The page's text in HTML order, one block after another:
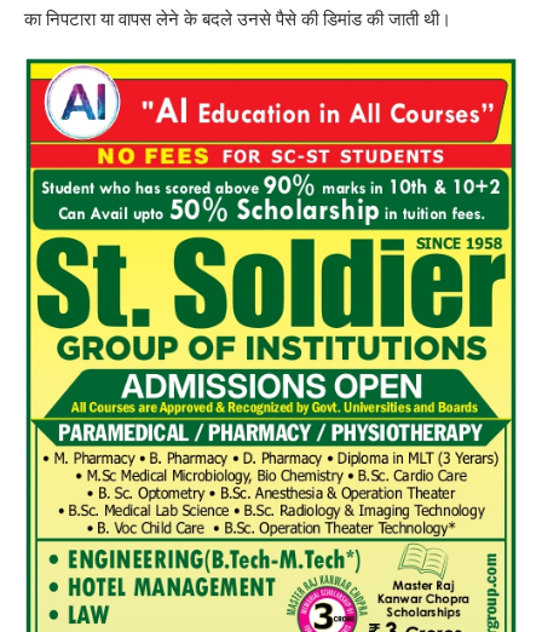
का निपटारा या वापस लेने के बदले उनसे पैसे की डिमांड की जाती थी।